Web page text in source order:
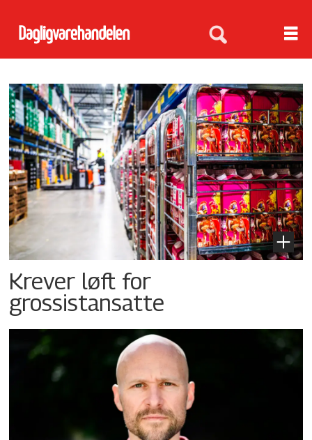
Tag:
fellesforbundet
Krever løft for
grossistansatte